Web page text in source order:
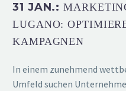
31 JAN.:
LUGANO:
KAMPAGNEN
In einem zunehmend
Umfeld suchen